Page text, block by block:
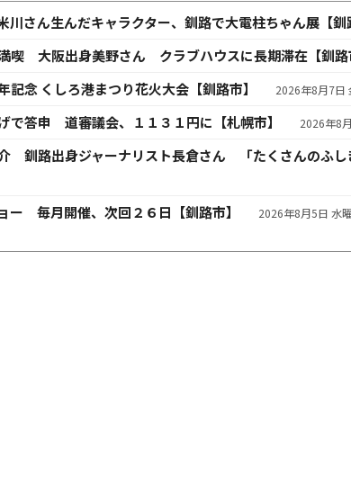
さん生んだキャラクター、釧路で大電柱ちゃん展【釧
喫 大阪出身美野さん クラブハウスに長期滞在【釧路
記念 くしろ港まつり花火大会【釧路市】 2026年8月7日
で答申 道審議会、１１３１円に【札幌市】 2026年8
釧路出身ジャーナリスト長倉さん 「たくさんのふし
ー 毎月開催、次回２６日【釧路市】 2026年8月5日 水